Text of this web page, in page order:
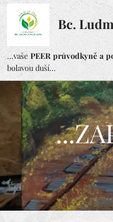
Bc.
...vaše PEER průvodkyně a
bolavou duší...